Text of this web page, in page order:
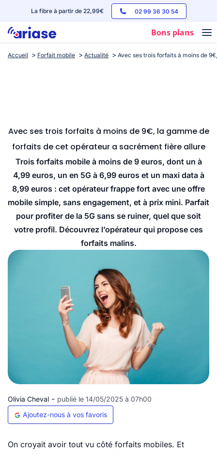
La fibre à partir de 22,99€ 02 99 36 30 54
Bons plans
Box internet
Accueil Forfait mobile Actualité Avec ses trois forfaits à moins de
Avec ses trois forfaits à moins de 9€, la gamme de
forfaits de cet opérateur a sacrément fière allure
Trois forfaits mobile à moins de 9 euros, dont un à
4,99 euros, un en 5G à 6,99 euros et un maxi data à
8,99 euros : cet opérateur frappe fort avec une offre
mobile simple, sans engagement, et à prix mini. Parfait
pour profiter de la 5G sans se ruiner, quel que soit
votre profil. Découvrez l’opérateur qui propose ces
forfaits malins.
Olivia Cheval - publié le 14/05/2025 à 07h00
Ajoutez-nous à vos favoris
On croyait avoir tout vu côté forfaits mobiles. Et